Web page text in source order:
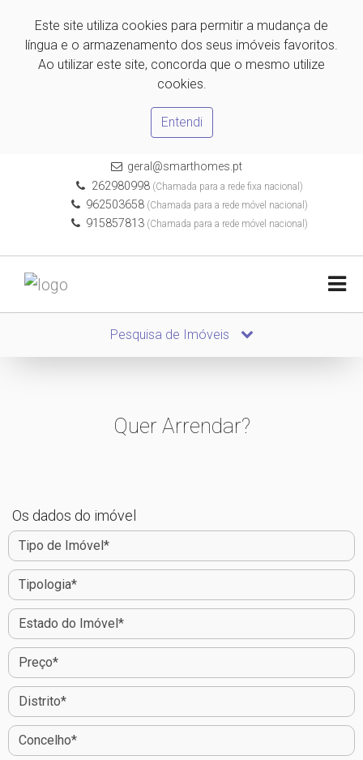
Este site utiliza cookies para permitir a mudança de
língua e o armazenamento dos seus imóveis favoritos.
Ao utilizar este site, concorda que o mesmo utilize
cookies.
Entendi
geral@smarthomes.pt
262980998(Chamada para a rede fixa nacional)
962503658 (Chamada para a rede móvel nacional)
915857813 (Chamada para a rede móvel nacional)
Pesquisa de Imóveis
Quer Arrendar?
Os dados do imóvel